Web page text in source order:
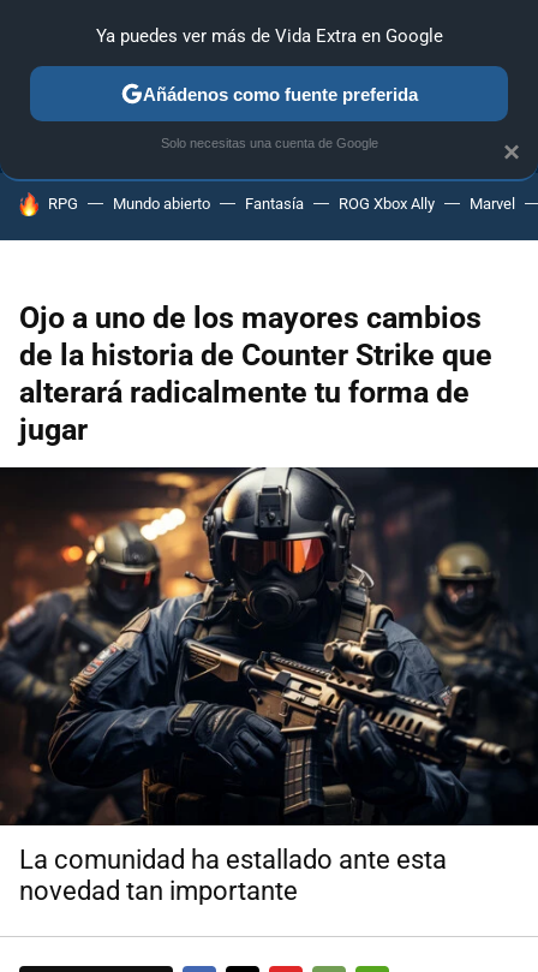
ANÁLISIS GUÍAS Y TRUCOS PC SONY NINTENDO
HOY SE HABLA DE
RPG Mundo abierto Fantasía ROG Xbox Ally Marvel
Ojo a uno de los mayores cambios
de la historia de Counter Strike que
alterará radicalmente tu forma de
jugar
La comunidad ha estallado ante esta
novedad tan importante
×
Ya puedes ver más de Vida Extra en Google
Añádenos como fuente preferida
Solo necesitas una cuenta de Google